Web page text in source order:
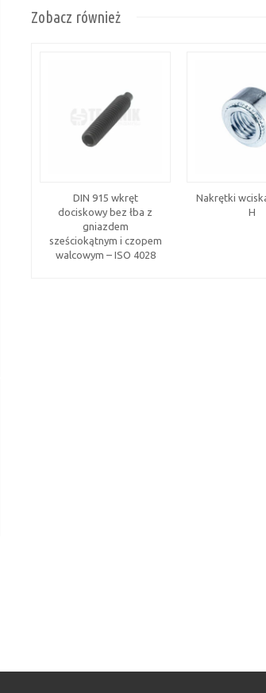
Zobacz również
DIN 915 wkręt
dociskowy bez łba z
gniazdem
sześciokątnym i czopem
walcowym – ISO 4028
Nakrętki
H